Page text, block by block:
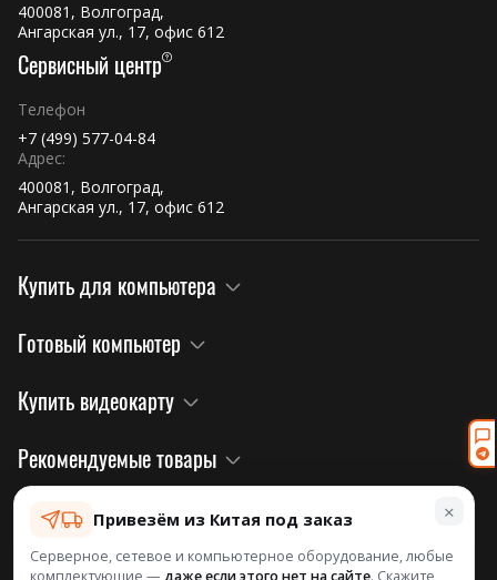
400081, Волгоград,
Ангарская ул., 17, офис 612
Сервисный центр
Телефон
+7 (499) 577-04-84
Адрес:
400081, Волгоград,
Ангарская ул., 17, офис 612
Купить для компьютера
Готовый компьютер
Купить видеокарту
Рекомендуемые товары
Правовая информация и политика
×
Привезём из Китая под заказ
Серверное, сетевое и компьютерное оборудование, любые
комплектующие — даже если этого нет на сайте. Скажите,